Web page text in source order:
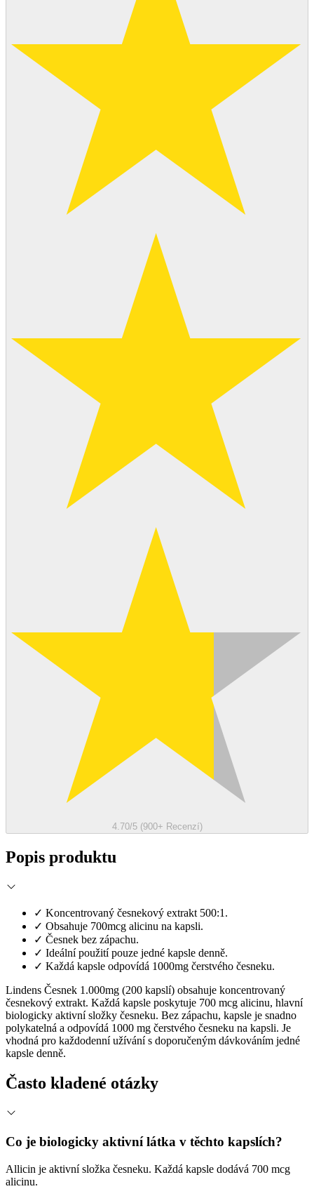
4.70/5 (900+ Recenzí)
Popis produktu
✓ Koncentrovaný česnekový extrakt 500:1.
✓ Obsahuje 700mcg alicinu na kapsli.
✓ Česnek bez zápachu.
✓ Ideální použití pouze jedné kapsle denně.
✓ Každá kapsle odpovídá 1000mg čerstvého česneku.
Lindens Česnek 1.000mg (200 kapslí) obsahuje koncentrovaný
česnekový extrakt. Každá kapsle poskytuje 700 mcg alicinu, hlavní
biologicky aktivní složky česneku. Bez zápachu, kapsle je snadno
polykatelná a odpovídá 1000 mg čerstvého česneku na kapsli. Je
vhodná pro každodenní užívání s doporučeným dávkováním jedné
kapsle denně.
Často kladené otázky
Co je biologicky aktivní látka v těchto kapslích?
Allicin je aktivní složka česneku. Každá kapsle dodává 700 mcg
alicinu.